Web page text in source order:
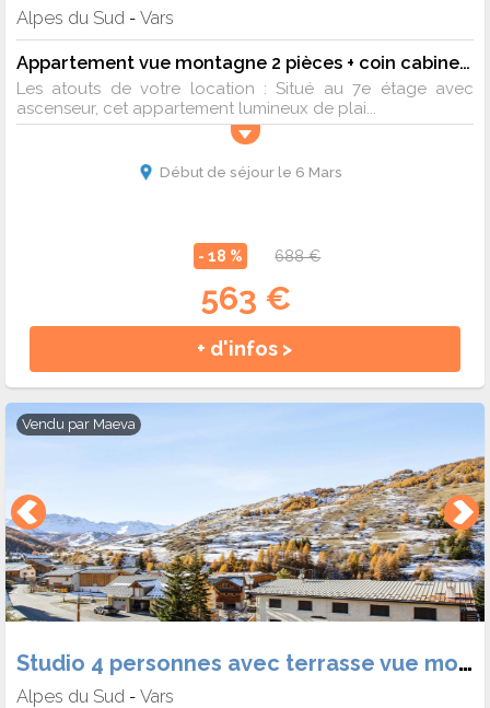
Alpes du Sud - Vars
Appartement vue montagne 2 pièces + coin cabine 4 personnes - Confort
Les atouts de votre location : Situé au 7e étage avec
ascenseur, cet appartement lumineux de plai...
Début de séjour le 6 Mars
- 18 % 688 €
563 €
+ d'infos >
Vendu par Maeva
Studio 4 personnes avec terrasse vue montagne à Vars
Alpes du Sud - Vars